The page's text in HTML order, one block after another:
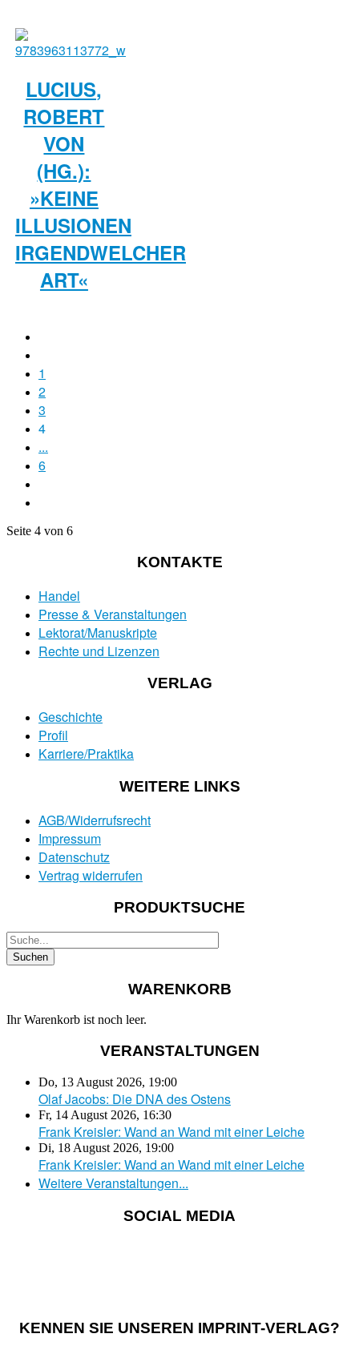
LUCIUS,
ROBERT
VON
(HG.):
»KEINE
ILLUSIONEN
IRGENDWELCHER
ART«
1
2
3
4
...
6
Seite 4 von 6
KONTAKTE
Handel
Presse & Veranstaltungen
Lektorat/Manuskripte
Rechte und Lizenzen
VERLAG
Geschichte
Profil
Karriere/Praktika
WEITERE LINKS
AGB/Widerrufsrecht
Impressum
Datenschutz
Vertrag widerrufen
PRODUKTSUCHE
WARENKORB
Ihr Warenkorb ist noch leer.
VERANSTALTUNGEN
Do, 13 August 2026, 19:00
Olaf Jacobs: Die DNA des Ostens
Fr, 14 August 2026, 16:30
Frank Kreisler: Wand an Wand mit einer Leiche
Di, 18 August 2026, 19:00
Frank Kreisler: Wand an Wand mit einer Leiche
Weitere Veranstaltungen...
SOCIAL MEDIA
KENNEN SIE UNSEREN IMPRINT-VERLAG?